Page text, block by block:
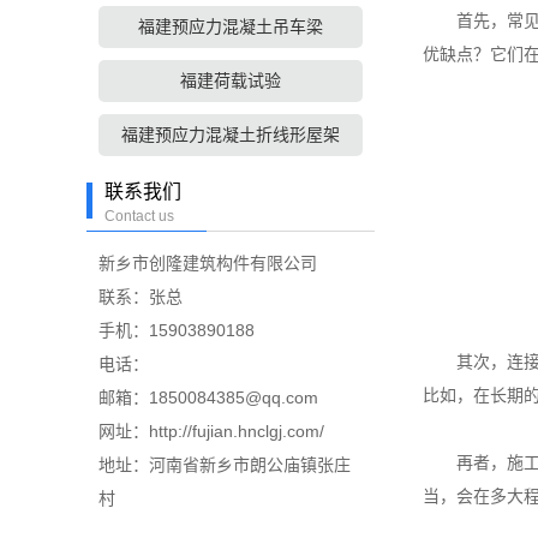
福建预应力混凝土吊车梁
福建荷载试验
福建预应力混凝土折线形屋架
联系我们
Contact us
新乡市创隆建筑构件有限公司
联系：张总
手机：15903890188
电话：
邮箱：1850084385@qq.com
网址：http://fujian.hnclgj.com/
地址：河南省新乡市朗公庙镇张庄
村
首先，常见
优缺点？它们
其次，连接
比如，在长期
再者，施工
当，会在多大